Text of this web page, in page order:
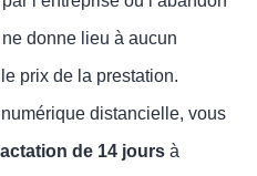
donne lieu à aucun
prix de la prestation.
distancielle, vous
de 14 jours à